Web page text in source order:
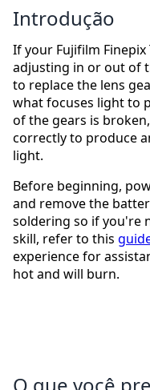
Introdução
If your Fujifilm Finepix
adjusting in or out of
to replace the lens
what focuses light to
of the gears is
correctly to produce
light.
Before beginning,
and remove the
soldering so if you're
skill, refer to this
experience for
hot and will burn.